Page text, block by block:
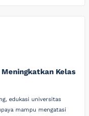
Kelas
edukasi universitas
mampu mengatasi